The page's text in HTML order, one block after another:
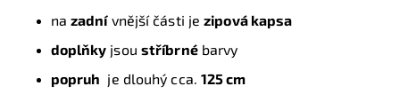
na zadnívnější části jezipová kapsa
doplňky jsou stříbrnébarvy
popruh je dlouhý cca. 125 cm